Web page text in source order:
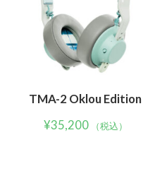
TMA-2 Oklou Edition
¥35,200 （税込）